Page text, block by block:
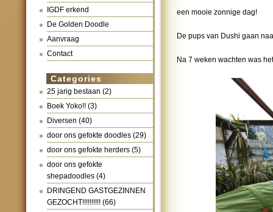
IGDF erkend
De Golden Doodle
Aanvraag
Contact
Categories
25 jarig bestaan (2)
Boek Yoko!! (3)
Diversen (40)
door ons gefokte doodles (29)
door ons gefokte herders (5)
door ons gefokte
shepadoodles (4)
DRINGEND GASTGEZINNEN
GEZOCHT!!!!!!!!!! (66)
een mooie zonnige dag!
De pups van Dushi gaan
Na 7 weken wachten was